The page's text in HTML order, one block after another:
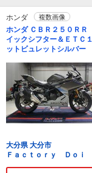
ホンダ 複数画像
ホンダ ＣＢＲ２５０Ｒ
イックシフター＆ＥＴ
ットビュレットシルバ
大分県 大分市
Ｆａｃｔｏｒｙ Ｄｏ